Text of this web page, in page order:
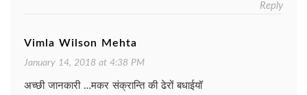
Reply
Vimla Wilson Mehta
January 14, 2018 at 4:38 PM
अच्छी जानकारी …मकर संक्रान्ति की ढेरों बधाईयॉ